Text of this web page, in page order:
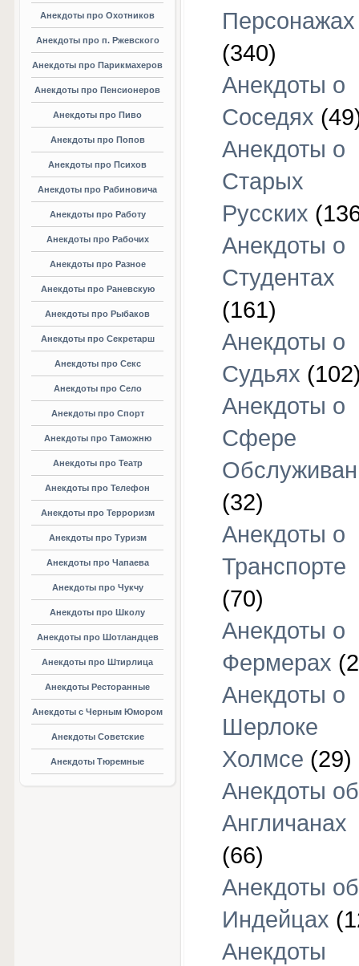
Анекдоты про Охотников
Анекдоты про п. Ржевского
Анекдоты про Парикмахеров
Анекдоты про Пенсионеров
Анекдоты про Пиво
Анекдоты про Попов
Анекдоты про Психов
Анекдоты про Рабиновича
Анекдоты про Работу
Анекдоты про Рабочих
Анекдоты про Разное
Анекдоты про Раневскую
Анекдоты про Рыбаков
Анекдоты про Секретарш
Анекдоты про Секс
Анекдоты про Село
Анекдоты про Спорт
Анекдоты про Таможню
Анекдоты про Театр
Анекдоты про Телефон
Анекдоты про Терроризм
Анекдоты про Туризм
Анекдоты про Чапаева
Анекдоты про Чукчу
Анекдоты про Школу
Анекдоты про Шотландцев
Анекдоты про Штирлица
Анекдоты Ресторанные
Анекдоты с Черным Юмором
Анекдоты Советские
Анекдоты Тюремные
Персонажах
(340)
Анекдоты о
Соседях
Анекдоты о
Старых
Русских
Анекдоты о
Студентах
(161)
Анекдоты о
Судьях
Анекдоты о
Сфере
(32)
Анекдоты о
Транспорте
(70)
Анекдоты о
Фермерах
Анекдоты о
Шерлоке
Холмсе (29)
Анекдоты об
Англичанах
(66)
Анекдоты об
Индейцах
Анекдоты